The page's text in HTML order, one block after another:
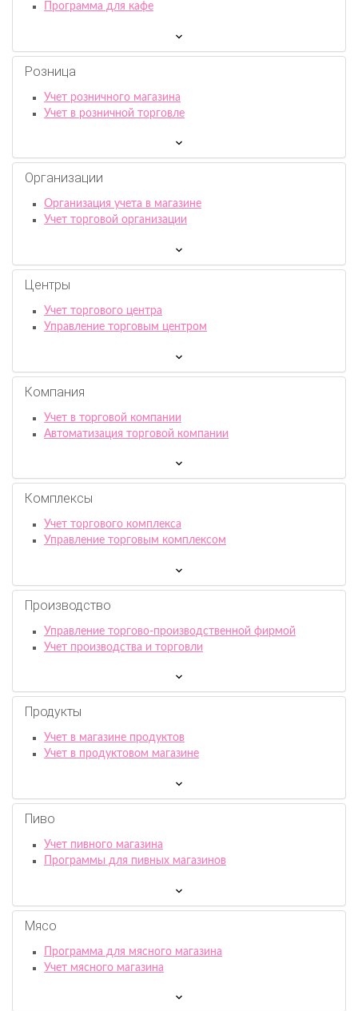
Программа для кафе
Розница
Учет розничного магазина
Учет в розничной торговле
Организации
Организация учета в магазине
Учет торговой организации
Центры
Учет торгового центра
Управление торговым центром
Компания
Учет в торговой компании
Автоматизация торговой компании
Комплексы
Учет торгового комплекса
Управление торговым комплексом
Производство
Управление торгово-производственной фирмой
Учет производства и торговли
Продукты
Учет в магазине продуктов
Учет в продуктовом магазине
Пиво
Учет пивного магазина
Программы для пивных магазинов
Мясо
Программа для мясного магазина
Учет мясного магазина